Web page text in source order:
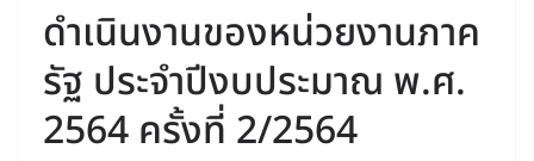
ดำเนินงานของหน่วยงานภาค
รัฐ ประจำปีงบประมาณ พ.ศ.
2564 ครั้งที่ 2/2564